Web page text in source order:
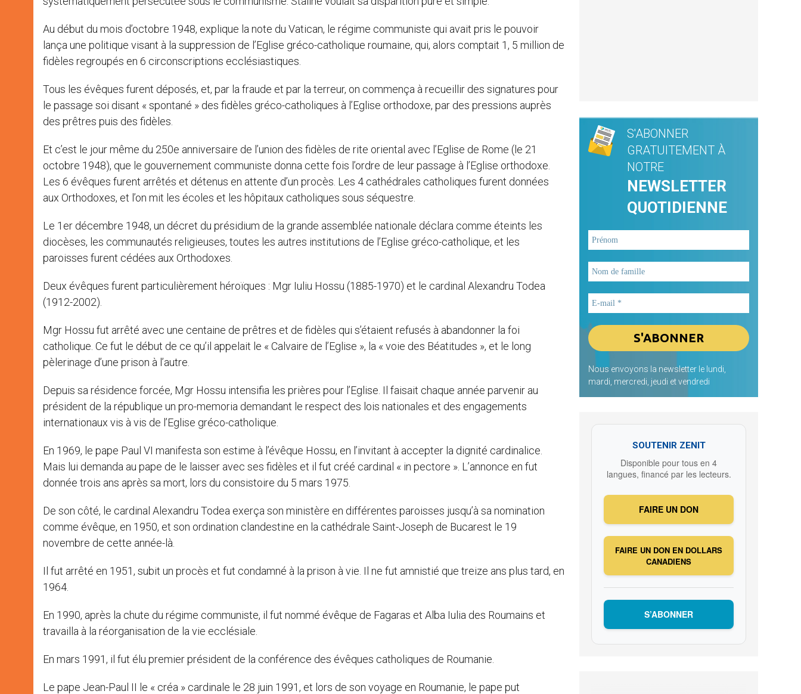
Au début du mois d’octobre 1948, explique la note du Vatican, le régime communiste qui avait pris le pouvoir
lança une politique visant à la suppression de l’Eglise gréco-catholique roumaine, qui, alors comptait 1, 5 million de
fidèles regroupés en 6 circonscriptions ecclésiastiques.
Tous les évêques furent déposés, et, par la fraude et par la terreur, on commença à recueillir des signatures pour
le passage soi disant « spontané » des fidèles gréco-catholiques à l’Eglise orthodoxe, par des pressions auprès
des prêtres puis des fidèles.
Et c’est le jour même du 250e anniversaire de l’union des fidèles de rite oriental avec l’Eglise de Rome (le 21
octobre 1948), que le gouvernement communiste donna cette fois l’ordre de leur passage à l’Eglise orthodoxe.
Les 6 évêques furent arrêtés et détenus en attente d’un procès. Les 4 cathédrales catholiques furent données
aux Orthodoxes, et l’on mit les écoles et les hôpitaux catholiques sous séquestre.
Le 1er décembre 1948, un décret du présidium de la grande assemblée nationale déclara comme éteints les
diocèses, les communautés religieuses, toutes les autres institutions de l’Eglise gréco-catholique, et les
paroisses furent cédées aux Orthodoxes.
Deux évêques furent particulièrement héroïques : Mgr Iuliu Hossu (1885-1970) et le cardinal Alexandru Todea
(1912-2002).
Mgr Hossu fut arrêté avec une centaine de prêtres et de fidèles qui s’étaient refusés à abandonner la foi
catholique. Ce fut le début de ce qu’il appelait le « Calvaire de l’Eglise », la « voie des Béatitudes », et le long
pèlerinage d’une prison à l’autre.
Depuis sa résidence forcée, Mgr Hossu intensifia les prières pour l’Eglise. Il faisait chaque année parvenir au
président de la république un pro-memoria demandant le respect des lois nationales et des engagements
internationaux vis à vis de l’Eglise gréco-catholique.
En 1969, le pape Paul VI manifesta son estime à l’évêque Hossu, en l’invitant à accepter la dignité cardinalice.
Mais lui demanda au pape de le laisser avec ses fidèles et il fut créé cardinal « in pectore ». L’annonce en fut
donnée trois ans après sa mort, lors du consistoire du 5 mars 1975.
De son côté, le cardinal Alexandru Todea exerça son ministère en différentes paroisses jusqu’à sa nomination
comme évêque, en 1950, et son ordination clandestine en la cathédrale Saint-Joseph de Bucarest le 19
novembre de cette année-là.
Il fut arrêté en 1951, subit un procès et fut condamné à la prison à vie. Il ne fut amnistié que treize ans plus tard, en
1964.
En 1990, après la chute du régime communiste, il fut nommé évêque de Fagaras et Alba Iulia des Roumains et
travailla à la réorganisation de la vie ecclésiale.
En mars 1991, il fut élu premier président de la conférence des évêques catholiques de Roumanie.
Le pape Jean-Paul II le « créa » cardinale le 28 juin 1991, et lors de son voyage en Roumanie, le pape put
S'ABONNER
GRATUITEMENT À
NOTRE
NEWSLETTER
QUOTIDIENNE
Nous envoyons la newsletter le lundi,
mardi, mercredi, jeudi et vendredi
SOUTENIR ZENIT
Disponible pour tous en 4
langues, financé par les lecteurs.
FAIRE UN DON
FAIRE UN DON EN DOLLARS
CANADIENS
S’ABONNER